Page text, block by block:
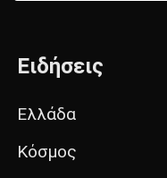
Ειδήσεις
Ελλάδα
Κόσμος